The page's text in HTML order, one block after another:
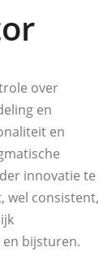
over
en
en
innovatie te
wel consistent,
bijsturen.